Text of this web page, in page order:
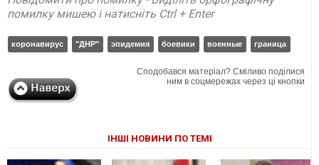
помилку мишею і натисніть Ctrl + Enter
коронавирус "ДНР" эпидемия боевики военные граница
Сподобався матеріал? Сміливо поділися
ним в соцмережах через ці кнопки
ІНШІ НОВИНИ ПО ТЕМІ